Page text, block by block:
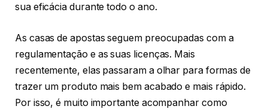
sua eficácia durante todo o ano.
As casas de apostas seguem preocupadas com a
regulamentação e as suas licenças. Mais
recentemente, elas passaram a olhar para formas de
trazer um produto mais bem acabado e mais rápido.
Por isso, é muito importante acompanhar como